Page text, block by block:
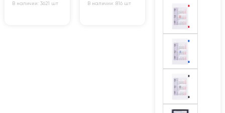
В наличии: 3621 шт В наличии: 816 шт